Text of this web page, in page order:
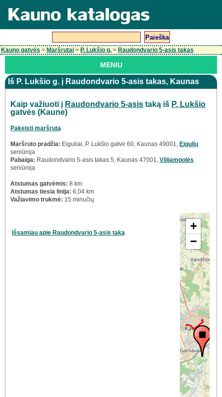
Kauno gatvės > Maršrutai > P. Lukšio g. > Raudondvario 5-asis takas
MENIU
Iš P. Lukšio g. į Raudondvario 5-asis takas, Kaunas
Kaip važiuoti į Raudondvario 5-asis taką iš P. Lukšio
gatvės (Kaune)
Pakeisti maršrutą
Maršruto pradžia: Eiguliai, P. Lukšio gatvė 60, Kaunas 49001, Eigulių
seniūnija
Pabaiga: Raudondvario 5-asis takas 5, Kaunas 47001, Vilijampolės
seniūnija
Atstumas gatvėmis: 8 km
Atstumas tiesia linija: 6,04 km
Važiavimo trukmė: 15 minučių
Išsamiau apie Raudondvario 5-asis taką
+
−